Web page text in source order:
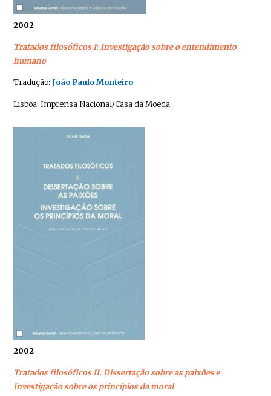
2002
Tratados filosóficos I: Investigação sobre o en­tendimento
humano
Tradução: João Paulo Monteiro
Lisboa: Imprensa Nacional/Casa da Moeda.
2002
Tratados filosóficos II. Dissertação sobre as pai­xõese
Investigação sobre os princípios da moral